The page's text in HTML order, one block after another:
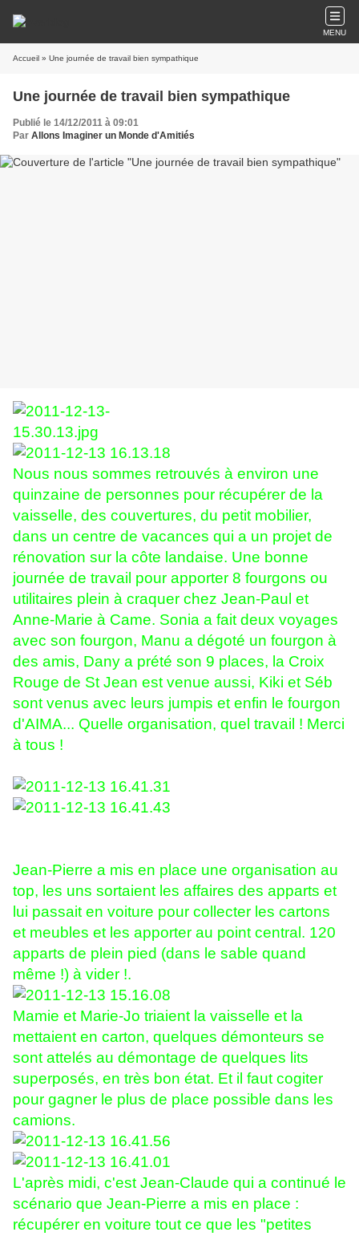
MENU
Accueil » Une journée de travail bien sympathique
Une journée de travail bien sympathique
Publié le 14/12/2011 à 09:01
Par Allons Imaginer un Monde d'Amitiés
Nous nous sommes retrouvés à environ une
quinzaine de personnes pour récupérer de la
vaisselle, des couvertures, du petit mobilier,
dans un centre de vacances qui a un projet de
rénovation sur la côte landaise. Une bonne
journée de travail pour apporter 8 fourgons ou
utilitaires plein à craquer chez Jean-Paul et
Anne-Marie à Came. Sonia a fait deux voyages
avec son fourgon, Manu a dégoté un fourgon à
des amis, Dany a prété son 9 places, la Croix
Rouge de St Jean est venue aussi, Kiki et Séb
sont venus avec leurs jumpis et enfin le fourgon
d'AIMA... Quelle organisation, quel travail ! Merci
à tous !
Jean-Pierre a mis en place une organisation au
top, les uns sortaient les affaires des apparts et
lui passait en voiture pour collecter les cartons
et meubles et les apporter au point central. 120
apparts de plein pied (dans le sable quand
même !) à vider !.
Mamie et Marie-Jo triaient la vaisselle et la
mettaient en carton, quelques démonteurs se
sont attelés au démontage de quelques lits
superposés, en très bon état. Et il faut cogiter
pour gagner le plus de place possible dans les
camions.
L'après midi, c'est Jean-Claude qui a continué le
scénario que Jean-Pierre a mis en place :
récupérer en voiture tout ce que les "petites